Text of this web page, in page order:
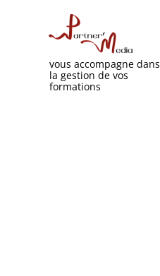
vous accompagne dans
la gestion de vos
formations